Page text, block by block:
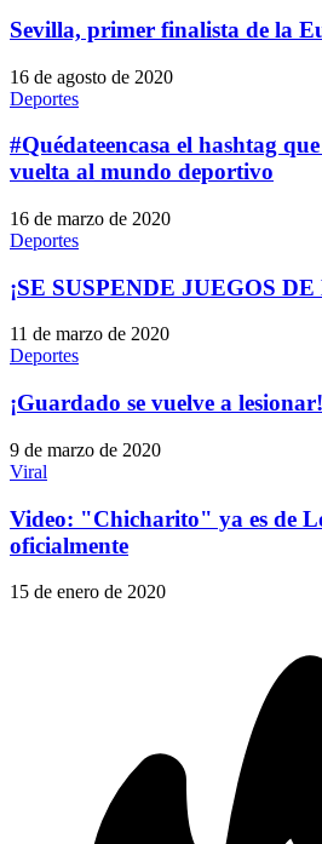
Sevilla, primer finalista de la
16 de agosto de 2020
Deportes
#Quédateencasa el hashtag
vuelta al mundo deportivo
16 de marzo de 2020
Deportes
¡SE SUSPENDE JUEGOS
11 de marzo de 2020
Deportes
¡Guardado se vuelve a lesionar!
9 de marzo de 2020
Viral
Video: "Chicharito" ya es de
oficialmente
15 de enero de 2020